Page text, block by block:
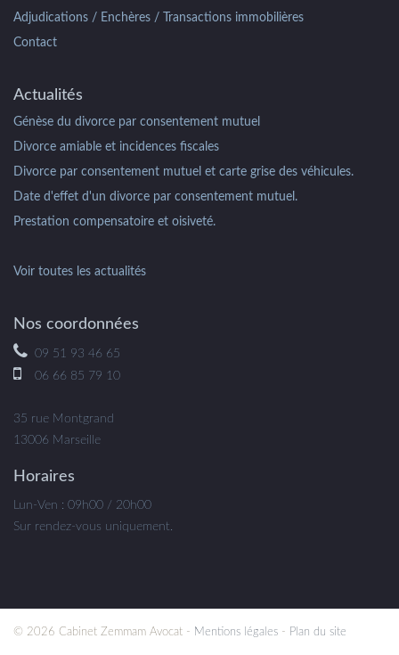
Adjudications / Enchères / Transactions immobilières
Contact
Actualités
Génèse du divorce par consentement mutuel
Divorce amiable et incidences fiscales
Divorce par consentement mutuel et carte grise des véhicules.
Date d'effet d'un divorce par consentement mutuel.
Prestation compensatoire et oisiveté.
Voir toutes les actualités
Nos coordonnées
09 51 93 46 65
06 66 85 79 10
35 rue Montgrand
13006 Marseille
Horaires
Lun-Ven : 09h00 / 20h00
Sur rendez-vous uniquement.
© 2026 Cabinet Zemmam Avocat - Mentions légales - Plan du site